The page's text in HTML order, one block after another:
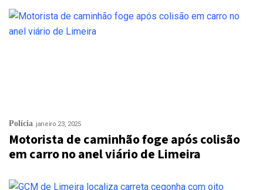
Polícia janeiro 23, 2025
Motorista de caminhão foge após colisão
em carro no anel viário de Limeira